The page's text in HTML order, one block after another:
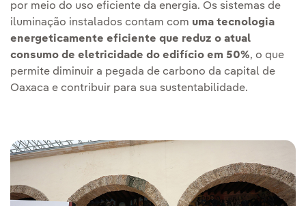
por meio do uso eficiente da energia. Os sistemas de
iluminação instalados contam com uma tecnologia
energeticamente eficiente que reduz o atual
consumo de eletricidade do edifício em 50%, o que
permite diminuir a pegada de carbono da capital de
Oaxaca e contribuir para sua sustentabilidade.